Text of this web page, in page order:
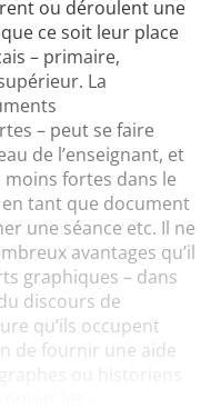
ou déroulent une
ce soit leur place
– primaire,
La
– peut se faire
de l’enseignant, et
fortes dans le
tant que document
une séance etc. Il ne
avantages qu’il
graphiques – dans
discours de
qu’ils occupent
de fournir une aide